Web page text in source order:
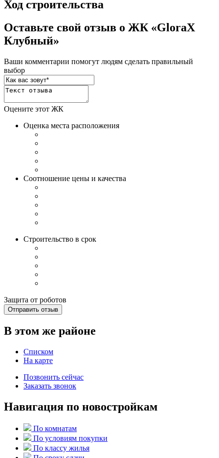
Ход строительства
Оставьте свой отзыв о ЖК «GloraX
Клубный»
Ваши комментарии помогут людям сделать правильный
выбор
Оцените этот ЖК
Оценка места расположения
Соотношение цены и качества
Строительство в срок
Защита от роботов
Отправить отзыв
В этом же районе
Списком
На карте
Позвонить сейчас
Заказать звонок
Навигация по новостройкам
По комнатам
По условиям покупки
По классу жилья